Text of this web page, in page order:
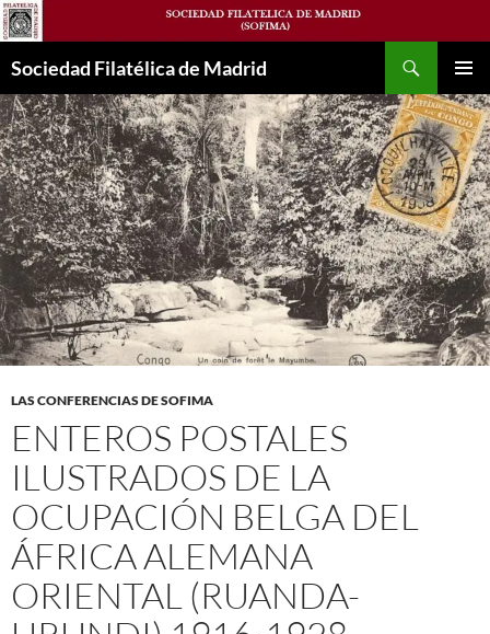
Saltar
al
contenido
Sociedad Filatélica de Madrid
MENÚ
LAS CONFERENCIAS DE SOFIMA
ENTEROS POSTALES
ILUSTRADOS DE LA
OCUPACIÓN BELGA DEL
ÁFRICA ALEMANA
ORIENTAL (RUANDA-